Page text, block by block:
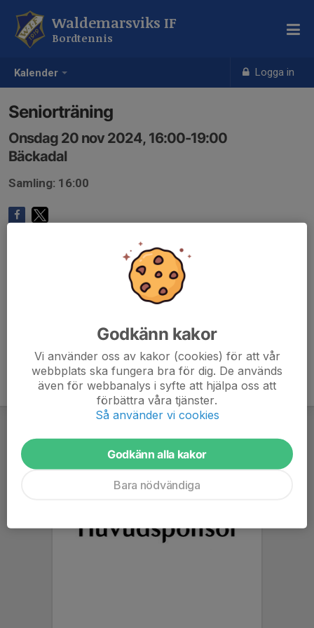
Kalender Logga in
Waldemarsviks IF
Bordtennis
Seniorträning
Onsdag 20 nov 2024, 16:00-19:00
Bäckadal
Samling: 16:00
Godkänn kakor
Vi använder oss av kakor (cookies) för att vår
webbplats ska fungera bra för dig. De används
även för webbanalys i syfte att hjälpa oss att
förbättra våra tjänster.
Så använder vi cookies
Godkänn alla kakor
Bara nödvändiga